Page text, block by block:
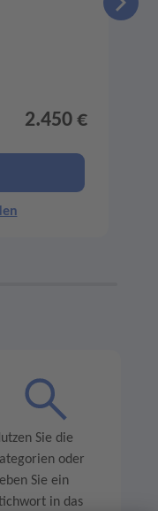
2.450 €
Sie die
oder
Sie ein
in das